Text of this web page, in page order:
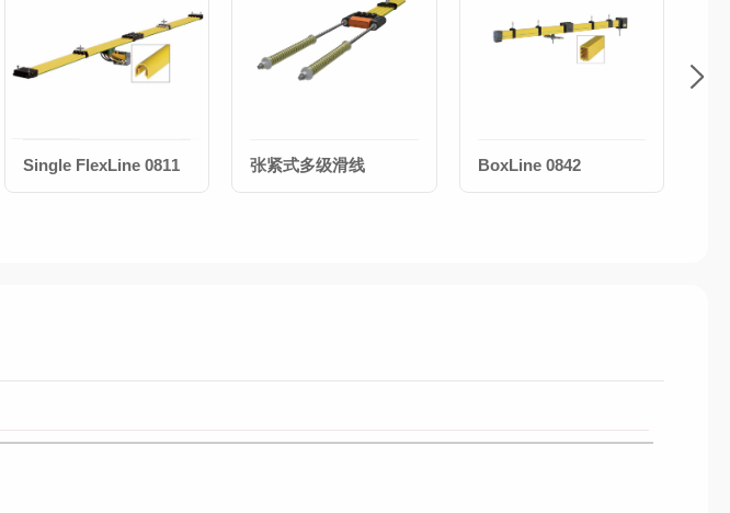
Single FlexLine 0811 张紧式多级滑线 BoxLine 0842